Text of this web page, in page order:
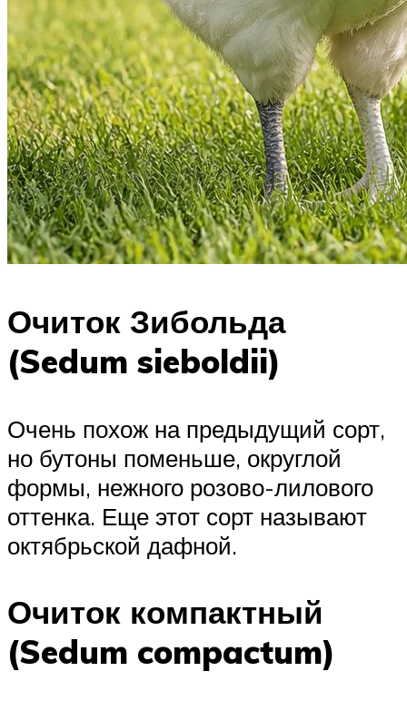
Очиток Зибольда
(Sedum sieboldii)
Очень похож на предыдущий сорт,
но бутоны поменьше, округлой
формы, нежного розово-лилового
оттенка. Еще этот сорт называют
октябрьской дафной.
Очиток компактный
(Sedum compactum)